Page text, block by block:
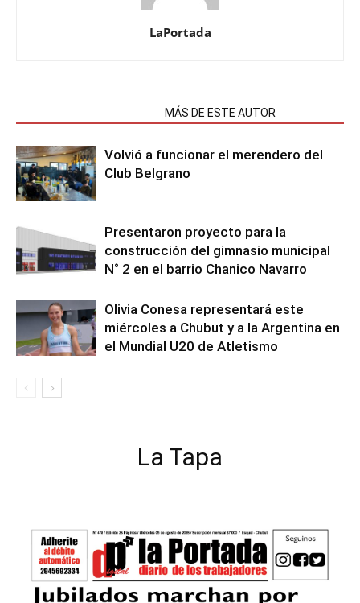
LaPortada
MÁS DE ESTE AUTOR
Volvió a funcionar el merendero del
Club Belgrano
Presentaron proyecto para la
construcción del gimnasio municipal
N° 2 en el barrio Chanico Navarro
Olivia Conesa representará este
miércoles a Chubut y a la Argentina en
el Mundial U20 de Atletismo
La Tapa